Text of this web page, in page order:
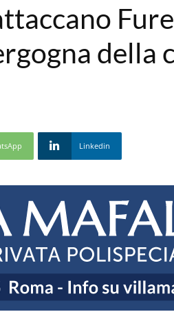
della
Linkedin